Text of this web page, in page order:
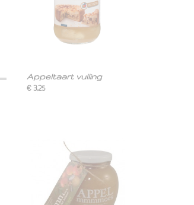
Appeltaart vulling
€ 3,25